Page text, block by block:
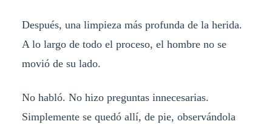
Después, una limpieza más profunda de la herida.
A lo largo de todo el proceso, el hombre no se
movió de su lado.
No habló. No hizo preguntas innecesarias.
Simplemente se quedó allí, de pie, observándola